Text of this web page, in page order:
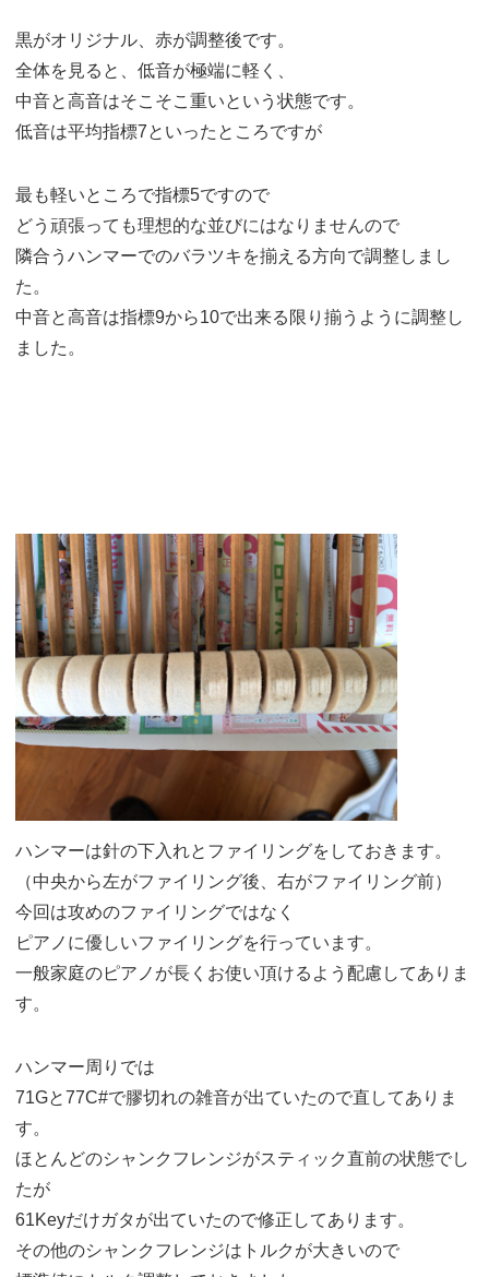
黒がオリジナル、赤が調整後です。
全体を見ると、低音が極端に軽く、
中音と高音はそこそこ重いという状態です。
低音は平均指標7といったところですが
最も軽いところで指標5ですので
どう頑張っても理想的な並びにはなりませんので
隣合うハンマーでのバラツキを揃える方向で調整しまし
た。
中音と高音は指標9から10で出来る限り揃うように調整し
ました。
ハンマーは針の下入れとファイリングをしておきます。
（中央から左がファイリング後、右がファイリング前）
今回は攻めのファイリングではなく
ピアノに優しいファイリングを行っています。
一般家庭のピアノが長くお使い頂けるよう配慮してありま
す。
ハンマー周りでは
71Gと77C#で膠切れの雑音が出ていたので直してありま
す。
ほとんどのシャンクフレンジがスティック直前の状態でし
たが
61Keyだけガタが出ていたので修正してあります。
その他のシャンクフレンジはトルクが大きいので